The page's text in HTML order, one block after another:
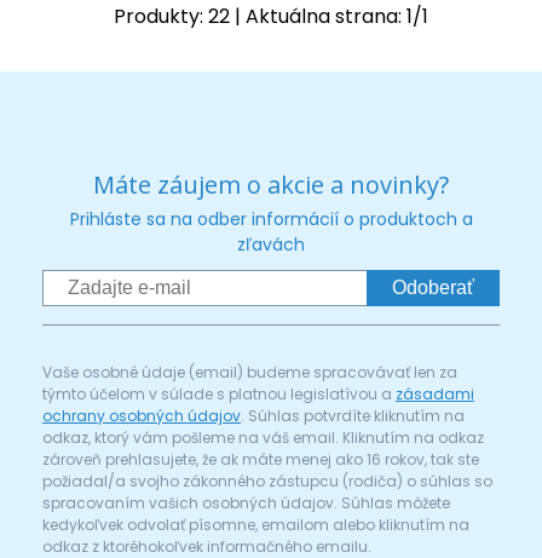
Produkty: 22 | Aktuálna strana: 1/1
Máte záujem o akcie a novinky?
Prihláste sa na odber informácií o produktoch a
zľavách
Odoberať
Vaše osobné údaje (email) budeme spracovávať len za
týmto účelom v súlade s platnou legislatívou a zásadami
ochrany osobných údajov. Súhlas potvrdíte kliknutím na
odkaz, ktorý vám pošleme na váš email. Kliknutím na odkaz
zároveň prehlasujete, že ak máte menej ako 16 rokov, tak ste
požiadal/a svojho zákonného zástupcu (rodiča) o súhlas so
spracovaním vašich osobných údajov. Súhlas môžete
kedykoľvek odvolať písomne, emailom alebo kliknutím na
odkaz z ktoréhokoľvek informačného emailu.